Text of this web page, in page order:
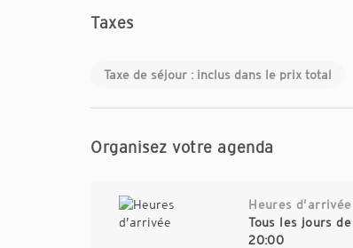
Taxes
Taxe de séjour : inclus dans le prix total
Organisez votre agenda
Heures d’arrivée
Tous les jours de
20:00